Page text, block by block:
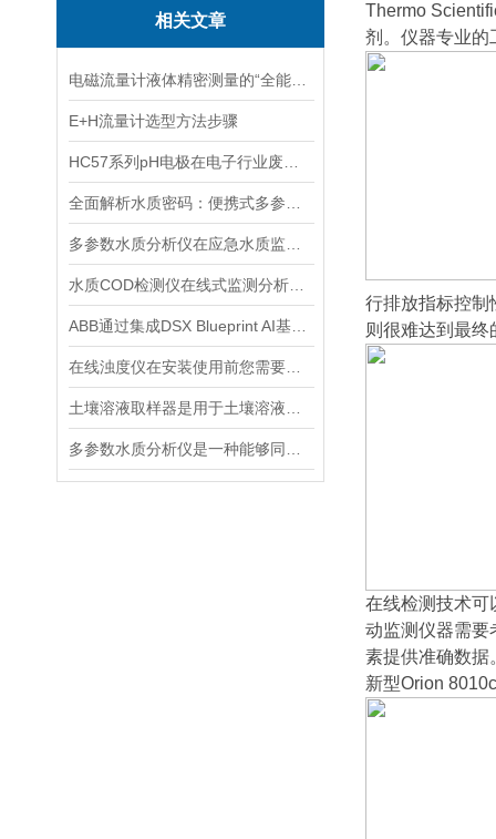
相关文章
E+H流量计选型方法步骤
Thermo
剂。仪器专业的
行排放指标控制
则很难达到最终
在线检测技术可
动监测仪器需要
素提供准确数据
新型Orion